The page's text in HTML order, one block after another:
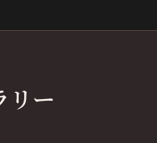
リー